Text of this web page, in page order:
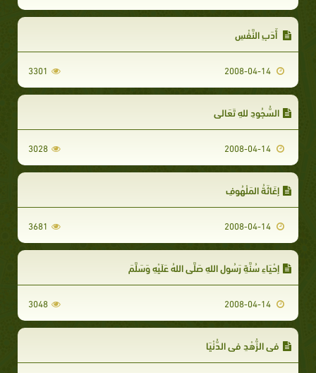
أَدَبِ النَّفْسِ
3301
السُّجُودِ للهِ تَعَالى
3028
إِغَاثَةُ المَلْهُوفِ
3681
إِحْيَاءِ سُنَّةِ رَسُولِ اللهِ صَلَّى اللهُ عَلَيْهِ وَسَلَّمَ
3048
في الزُّهْدِ في الدُّنْيَا